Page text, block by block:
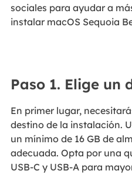
sociales para ayudar a
instalar macOS Sequoia
Paso 1. Elige un
En primer lugar,
destino de la instalación.
un mínimo de 16 GB de
adecuada. Opta por una
USB-C y USB-A para